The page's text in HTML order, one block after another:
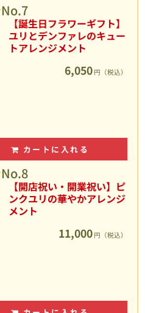
No.7
【誕生日フラワーギフト】
ユリとデンファレのキュー
トアレンジメント
6,050 円（税込）
カートに入れる
No.8
【開店祝い・開業祝い】ピ
ンクユリの華やかアレンジ
メント
11,000 円（税込）